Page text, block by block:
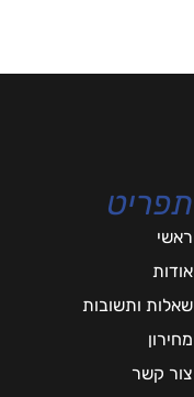
תפריט
ראשי
אודות
שאלות ותשובות
מחירון
צור קשר